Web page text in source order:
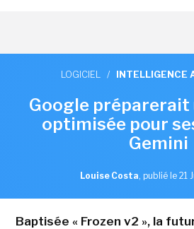
LOGICIEL / INTELLIGENCE
Google préparerait
optimisée pour
Gemini
Louise Costa, publié le 21
Baptisée « Frozen v2 », la